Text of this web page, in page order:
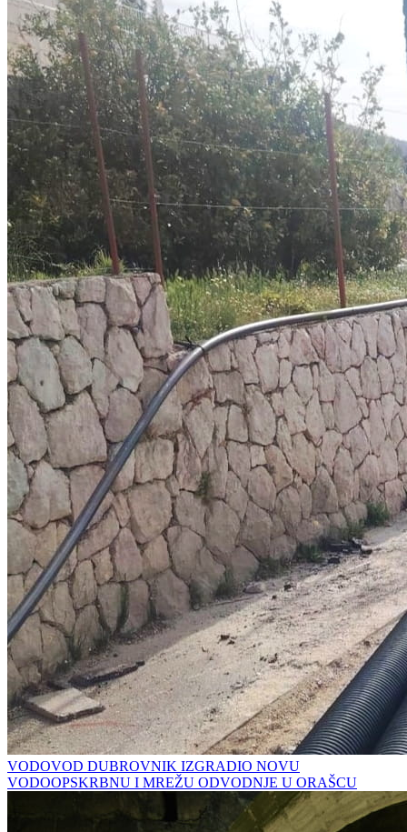
VODOVOD DUBROVNIK IZGRADIO NOVU
VODOOPSKRBNU I MREŽU ODVODNJE U ORAŠCU